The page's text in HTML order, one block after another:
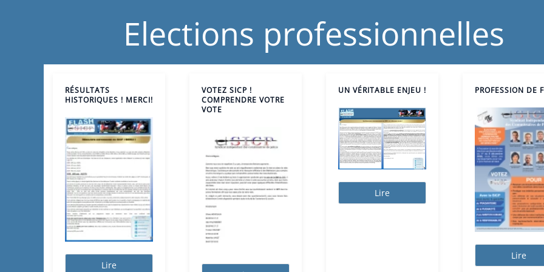
Elections professionnelles
RÉSULTATS
HISTORIQUES ! MERCI!
Lire
VOTEZ SICP !
COMPRENDRE VOTRE
VOTE
UN VÉRITABLE ENJEU !
Lire
PROFESSION DE
Lire